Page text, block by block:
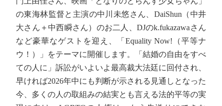
の東海林監督と主演の中川未悠さん、DaiShun（中井
大さん＋中西瞬さん）のお二人、DJのk.fukazawaさん
など豪華なゲストを迎え、「Equality Now!（平等ナ
ウ！）」をテーマに開催します。「結婚の自由をすべ
ての人に」訴訟がいよいよ最高裁大法廷に回付され、
早ければ2026年中にも判断が示される見通しとなった
今、多くの人の取組みの結実とも言える法的平等の実